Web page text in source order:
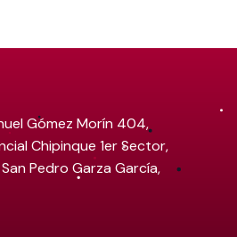
Gómez Morín 404,
Chipinque 1er Sector,
Pedro Garza García,